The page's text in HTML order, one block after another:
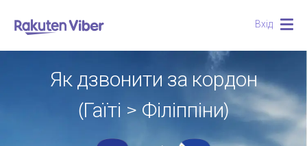
Вхід
Як дзвонити за кордон
(Гаїті > Філіппіни)